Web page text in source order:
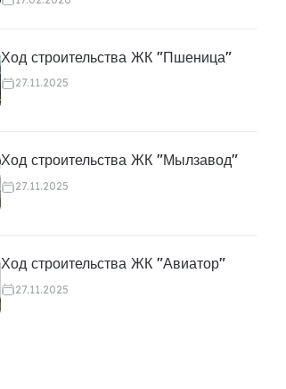
Ход строительства ЖК "Пшеница"
27.11.2025
Ход строительства ЖК "Мылзавод"
27.11.2025
Ход строительства ЖК "Авиатор"
27.11.2025